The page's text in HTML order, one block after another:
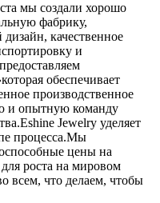
мы создали хорошо
фабрику,
качественное
и
которая обеспечивает
производственное
и опытную команду
Jewelry уделяет
процесса.Мы
цены на
роста на мировом
всем, что делаем, чтобы